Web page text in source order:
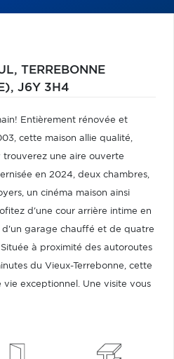
TERREBONNE
J6Y 3H4
Entièrement rénovée et
cette maison allie qualité,
une aire ouverte
en 2024, deux chambres,
un cinéma maison ainsi
d'une cour arrière intime en
garage chauffé et de quatre
à proximité des autoroutes
du Vieux-Terrebonne, cette
exceptionnel. Une visite vous